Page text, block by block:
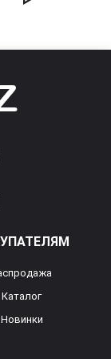
Каталог
Новинки